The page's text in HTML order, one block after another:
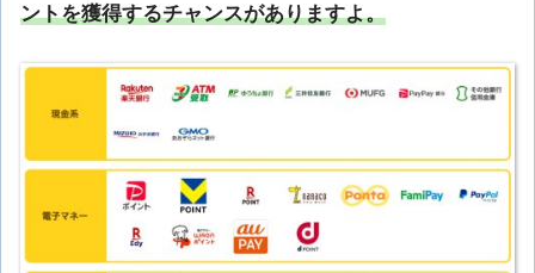
ントを獲得するチャンスがありますよ。